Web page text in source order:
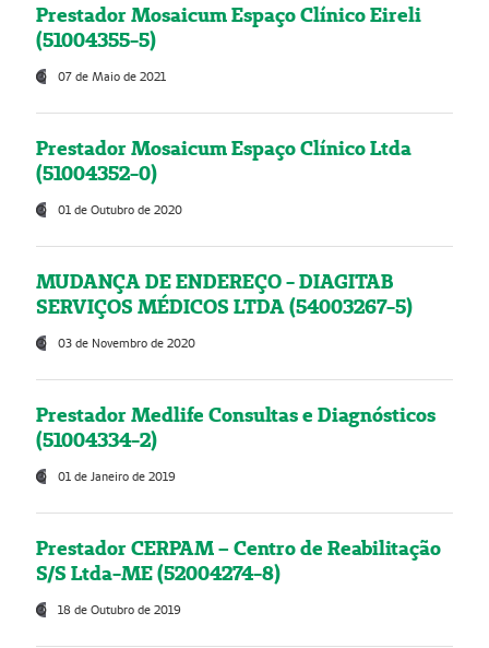
Prestador Mosaicum Espaço Clínico Eireli
(51004355-5)
07 de Maio de 2021
Prestador Mosaicum Espaço Clínico Ltda
(51004352-0)
01 de Outubro de 2020
MUDANÇA DE ENDEREÇO - DIAGITAB
SERVIÇOS MÉDICOS LTDA (54003267-5)
03 de Novembro de 2020
Prestador Medlife Consultas e Diagnósticos
(51004334-2)
01 de Janeiro de 2019
Prestador CERPAM – Centro de Reabilitação
S/S Ltda-ME (52004274-8)
18 de Outubro de 2019